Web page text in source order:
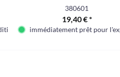
380601
19,40 € *
immédiatement prêt pour